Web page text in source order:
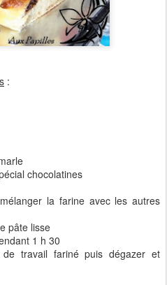
:
chocolatines
la farine avec les autres
pâte lisse
1 h 30
travail fariné puis dégazer et